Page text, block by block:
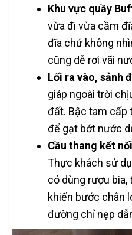
Khu vực quầy
vừa đi vừa cầm
đĩa chứ không
cũng dễ rơi vãi
Lối ra vào, sảnh
giáp ngoài trời
đất. Bậc tam cấp
để gạt bớt nước
Cầu thang kết
Thực khách sử
có dùng rượu
khiến bước chân
đường chỉ nẹp